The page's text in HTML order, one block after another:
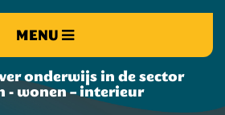
MENU
onderwijs in de sector
- wonen – interieur